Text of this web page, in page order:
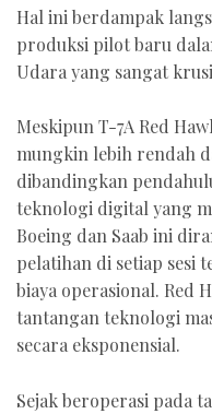
Hal ini berdampak
produksi pilot baru
Udara yang sangat
Meskipun T-7A Red
mungkin lebih rendah
dibandingkan
teknologi digital yang
Boeing dan Saab ini
pelatihan di setiap sesi
biaya operasional. Red
tantangan teknologi
secara eksponensial.
Sejak beroperasi pada